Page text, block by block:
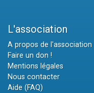
L'association
A propos de l'association
Faire un don !
Mentions légales
Nous contacter
Aide (FAQ)